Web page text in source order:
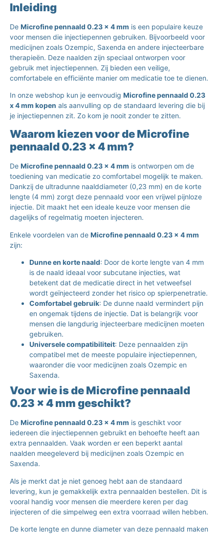
Inleiding
De Microfine pennaald 0.23 x 4 mm is een populaire keuze
voor mensen die injectiepennen gebruiken. Bijvoorbeeld voor
medicijnen zoals Ozempic, Saxenda en andere injecteerbare
therapieën. Deze naalden zijn speciaal ontworpen voor
gebruik met injectiepennen. Zij bieden een veilige,
comfortabele en efficiënte manier om medicatie toe te dienen.
In onze webshop kun je eenvoudig Microfine pennaald 0.23
x 4 mm kopen als aanvulling op de standaard levering die bij
je injectiepennen zit. Zo kom je nooit zonder te zitten.
Waarom kiezen voor de Microfine
pennaald 0.23 x 4 mm?
De Microfine pennaald 0.23 x 4 mm is ontworpen om de
toediening van medicatie zo comfortabel mogelijk te maken.
Dankzij de ultradunne naalddiameter (0,23 mm) en de korte
lengte (4 mm) zorgt deze pennaald voor een vrijwel pijnloze
injectie. Dit maakt het een ideale keuze voor mensen die
dagelijks of regelmatig moeten injecteren.
Enkele voordelen van de Microfine pennaald 0.23 x 4 mm
zijn:
Dunne en korte naald: Door de korte lengte van 4 mm
is de naald ideaal voor subcutane injecties, wat
betekent dat de medicatie direct in het vetweefsel
wordt geïnjecteerd zonder het risico op spierpenetratie.
Comfortabel gebruik: De dunne naald vermindert pijn
en ongemak tijdens de injectie. Dat is belangrijk voor
mensen die langdurig injecteerbare medicijnen moeten
gebruiken.
Universele compatibiliteit: Deze pennaalden zijn
compatibel met de meeste populaire injectiepennen,
waaronder die voor medicijnen zoals Ozempic en
Saxenda.
Voor wie is de Microfine pennaald
0.23 x 4 mm geschikt?
De Microfine pennaald 0.23 x 4 mm is geschikt voor
iedereen die injectiepennen gebruikt en behoefte heeft aan
extra pennaalden. Vaak worden er een beperkt aantal
naalden meegeleverd bij medicijnen zoals Ozempic en
Saxenda.
Als je merkt dat je niet genoeg hebt aan de standaard
levering, kun je gemakkelijk extra pennaalden bestellen. Dit is
vooral handig voor mensen die meerdere keren per dag
injecteren of die simpelweg een extra voorraad willen hebben.
De korte lengte en dunne diameter van deze pennaald maken